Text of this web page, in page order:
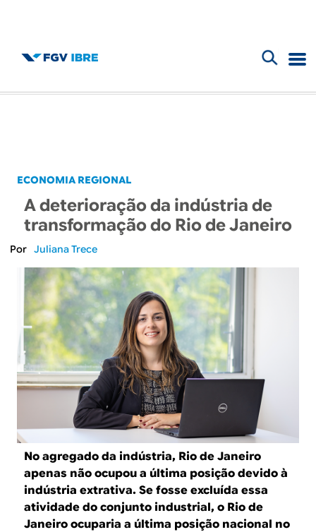
B
g
o
B
R
E
o
á
i
o
d
e
b
u
s
c
a
ECONOMIA REGIONAL
A deterioração da indústria de
transformação do Rio de Janeiro
Juliana Trece
No agregado da indústria, Rio de Janeiro
apenas não ocupou a última posição devido à
indústria extrativa. Se fosse excluída essa
atividade do conjunto industrial, o Rio de
Janeiro ocuparia a última posição nacional no